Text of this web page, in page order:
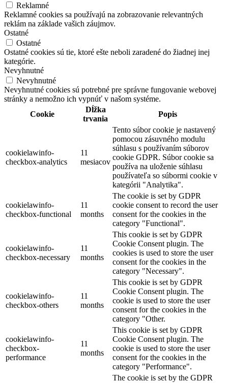
Reklamné
Reklamné cookies sa používajú na zobrazovanie relevantných
reklám na základe vašich záujmov.
Ostatné
Ostatné
Ostatné cookies sú tie, ktoré ešte neboli zaradené do žiadnej inej
kategórie.
Nevyhnutné
Nevyhnutné
Nevyhnutné cookies sú potrebné pre správne fungovanie webovej
stránky a nemožno ich vypnúť v našom systéme.
Cookie
Dĺžka
trvania
Popis
cookielawinfo-
checkbox-analytics
11
mesiacov
Tento súbor cookie je nastavený
pomocou zásuvného modulu
súhlasu s používaním súborov
cookie GDPR. Súbor cookie sa
používa na uloženie súhlasu
používateľa so súbormi cookie v
kategórii "Analytika".
cookielawinfo-
checkbox-functional
11
months
The cookie is set by GDPR
cookie consent to record the user
consent for the cookies in the
category "Functional".
cookielawinfo-
checkbox-necessary
11
months
This cookie is set by GDPR
Cookie Consent plugin. The
cookies is used to store the user
consent for the cookies in the
category "Necessary".
cookielawinfo-
checkbox-others
11
months
This cookie is set by GDPR
Cookie Consent plugin. The
cookie is used to store the user
consent for the cookies in the
category "Other.
cookielawinfo-
checkbox-
performance
11
months
This cookie is set by GDPR
Cookie Consent plugin. The
cookie is used to store the user
consent for the cookies in the
category "Performance".
The cookie is set by the GDPR